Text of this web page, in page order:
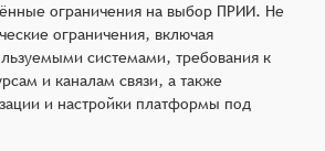
ограничения на выбор ПРИИ. Не
ограничения, включая
системами, требования к
и каналам связи, а также
и настройки платформы под